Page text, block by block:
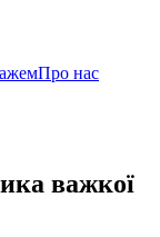
Про нас
важкої